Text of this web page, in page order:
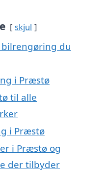
skjul
du
i Præstø
til alle
i Præstø
i Præstø og
der tilbyder